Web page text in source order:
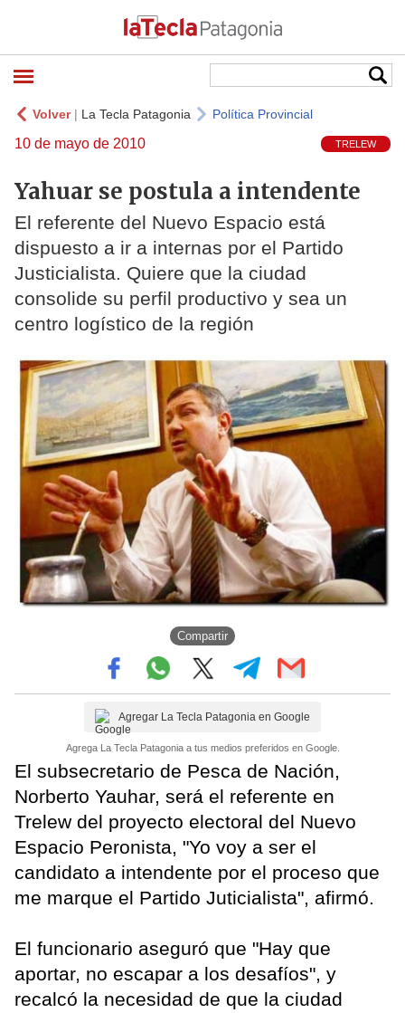
Volver| La Tecla Patagonia Política Provincial
10 de mayo de 2010 TRELEW
Yahuar se postula a intendente
El referente del Nuevo Espacio está
dispuesto a ir a internas por el Partido
Justicialista. Quiere que la ciudad
consolide su perfil productivo y sea un
centro logístico de la región
Compartir
Agregar La Tecla Patagonia en Google
Agrega La Tecla Patagonia a tus medios preferidos en Google.
El subsecretario de Pesca de Nación,
Norberto Yauhar, será el referente en
Trelew del proyecto electoral del Nuevo
Espacio Peronista, "Yo voy a ser el
candidato a intendente por el proceso que
me marque el Partido Juticialista", afirmó.
El funcionario aseguró que "Hay que
aportar, no escapar a los desafíos", y
recalcó la necesidad de que la ciudad